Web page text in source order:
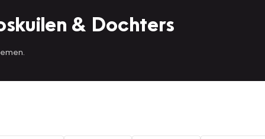
& Dochters